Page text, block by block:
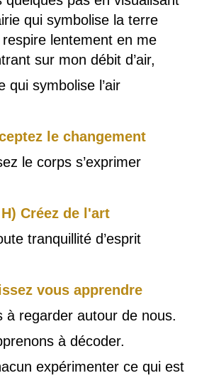
qui symbolise la terre
lentement en me
sur mon débit d’air,
qui symbolise l’air
le changement
le corps s’exprimer
H) Créez de l'art
tranquillité d’esprit
vous apprendre
à regarder autour de nous.
à décoder.
expérimenter ce qui est